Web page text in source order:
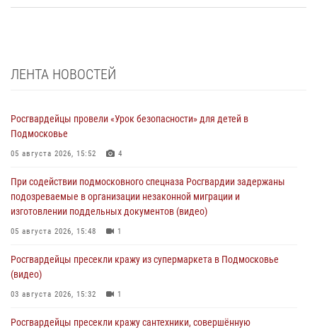
ЛЕНТА НОВОСТЕЙ
Росгвардейцы провели «Урок безопасности» для детей в
Подмосковье
05 августа 2026, 15:52 4
При содействии подмосковного спецназа Росгвардии задержаны
подозреваемые в организации незаконной миграции и
изготовлении поддельных документов (видео)
05 августа 2026, 15:48 1
Росгвардейцы пресекли кражу из супермаркета в Подмосковье
(видео)
03 августа 2026, 15:32 1
Росгвардейцы пресекли кражу сантехники, совершённую